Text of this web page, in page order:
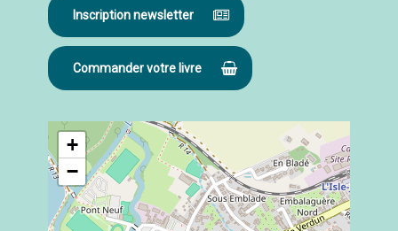
Inscription newsletter
Commander votre livre
+
−